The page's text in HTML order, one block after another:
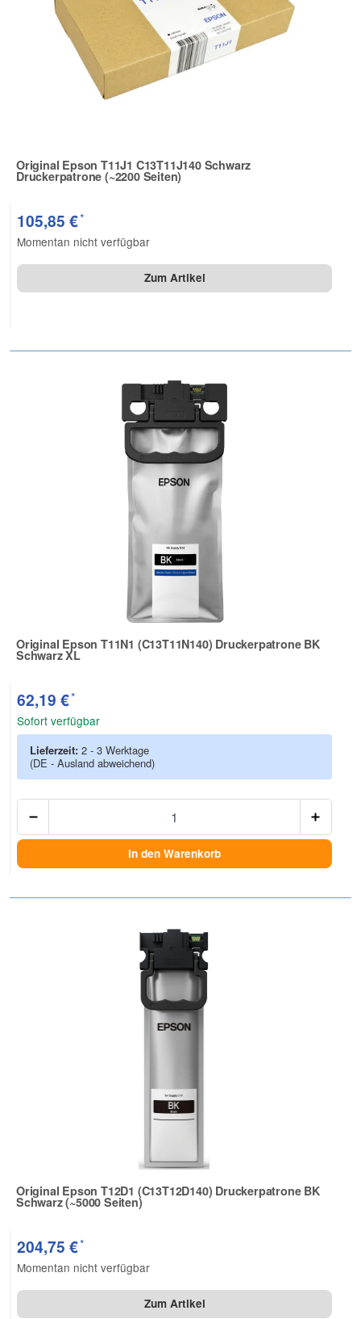
Original Epson T11J1 C13T11J140 Schwarz
Druckerpatrone (~2200 Seiten)
Zur Artikelbewertung
105,85 €*
Momentan nicht verfügbar
Zum Artikel
Original Epson T11N1 (C13T11N140) Druckerpatrone BK
Schwarz XL
62,19 €*
Sofort verfügbar
Lieferzeit: 2 - 3 Werktage
(DE - Ausland abweichend)
In den Warenkorb
Original Epson T12D1 (C13T12D140) Druckerpatrone BK
Schwarz (~5000 Seiten)
Zur Artikelbewertung
204,75 €*
Momentan nicht verfügbar
Zum Artikel